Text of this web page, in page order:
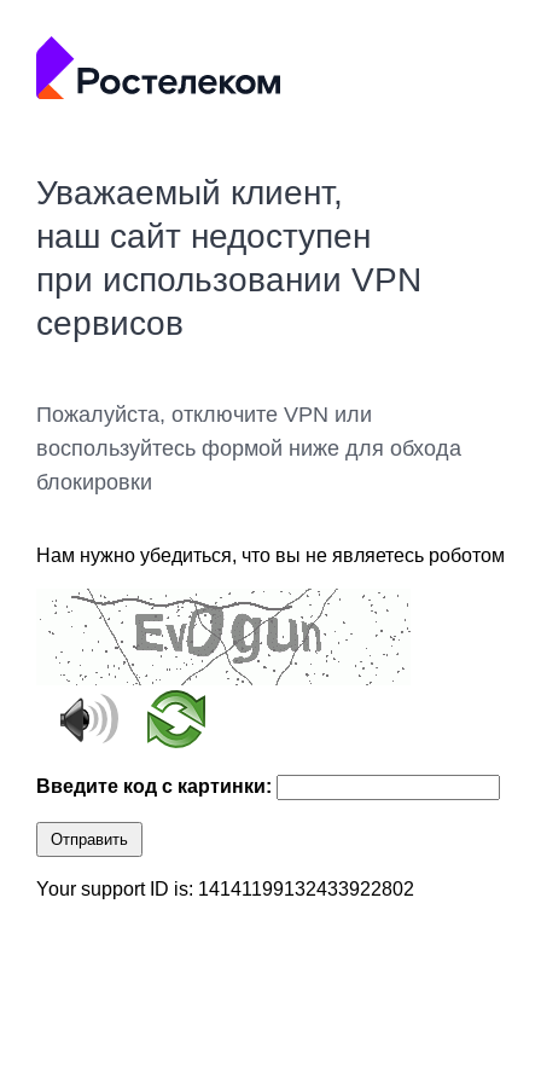
Уважаемый клиент,
наш сайт недоступен
при использовании VPN
сервисов
Пожалуйста, отключите VPN или
воспользуйтесь формой ниже для обхода
блокировки
Нам нужно убедиться, что вы не являетесь роботом
Введите код с картинки:
Отправить
Your support ID is: 14141199132433922802